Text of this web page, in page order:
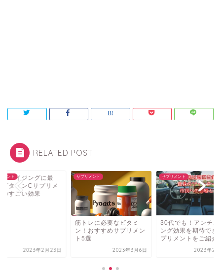
RELATED POST
メント
2023年3月6日
サプリメント
30代でも！アンチエイジ
ング効果を期待できるサ
プリメントをご紹介
2023年2月23日
サプリメント
アンチエイジングに
適！ビタミンCサプ
ントのすごい効果
2023年2